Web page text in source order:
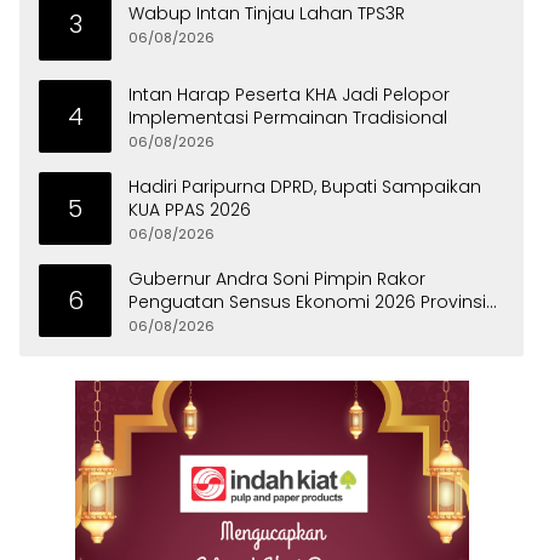
3 Wabup Intan Tinjau Lahan TPS3R
06/08/2026
4
Intan Harap Peserta KHA Jadi Pelopor
Implementasi Permainan Tradisional
06/08/2026
5
Hadiri Paripurna DPRD, Bupati Sampaikan
KUA PPAS 2026
06/08/2026
6
Gubernur Andra Soni Pimpin Rakor
Penguatan Sensus Ekonomi 2026 Provinsi
Banten
06/08/2026